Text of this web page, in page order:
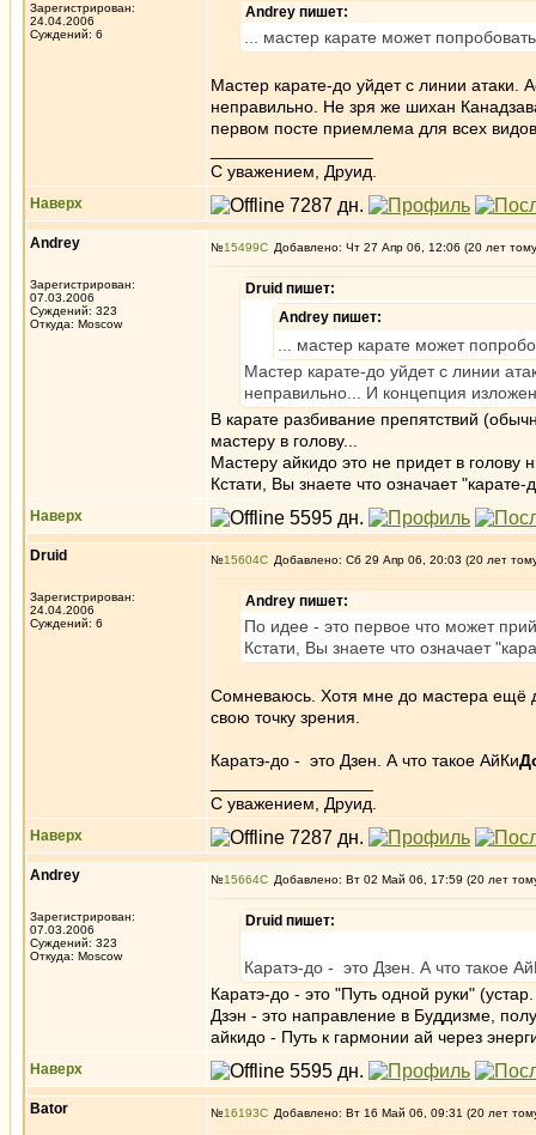
Зарегистрирован:
24.04.2006
Суждений: 6
Andrey пишет:
... мастер карате может
Мастер карате-до уйдет с линии атаки.
неправильно. Не зря же шихан
первом посте приемлема для всех
C уважением, Друид.
Наверх
Andrey
Зарегистрирован:
07.03.2006
Суждений: 323
Откуда: Moscow
№15499 Добавлено: Чт 27 Апр 06, 12:06 (20 лет
Druid пишет:
Andrey пишет:
... мастер карате может
Мастер карате-до уйдет с линии
неправильно... И концепция
В карате разбивание препятствий
мастеру в голову...
Мастеру айкидо это не придет в голову
Кстати, Вы знаете что означает "карате-
Наверх
Druid
Зарегистрирован:
24.04.2006
Суждений: 6
№15604 Добавлено: Сб 29 Апр 06, 20:03 (20 лет
Andrey пишет:
По идее - это первое что может
Кстати, Вы знаете что означает
Сомневаюсь. Хотя мне до мастера ещё
свою точку зрения.
Каратэ-до - это Дзен. А что такое АйКи
C уважением, Друид.
Наверх
Andrey
Зарегистрирован:
07.03.2006
Суждений: 323
Откуда: Moscow
№15664 Добавлено: Вт 02 Май 06, 17:59 (20 лет
Druid пишет:
Каратэ-до - это Дзен. А что такое
Каратэ-до - это "Путь одной руки"
Дзэн - это направление в Буддизме,
айкидо - Путь к гармонии ай через
Наверх
Bator №16193 Добавлено: Вт 16 Май 06, 09:31 (20 лет